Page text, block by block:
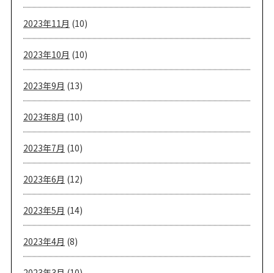
2023年11月 (10)
2023年10月 (10)
2023年9月 (13)
2023年8月 (10)
2023年7月 (10)
2023年6月 (12)
2023年5月 (14)
2023年4月 (8)